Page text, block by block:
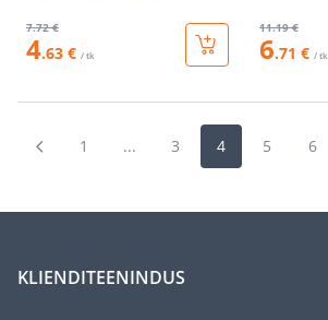
7.72 €
4.63 € / tk
11.19 €
6.71 € / tk
1 ... 3 4 5 6
KLIENDITEENINDUS